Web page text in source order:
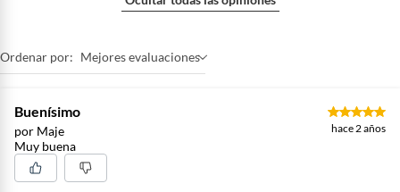
Ordenar por: Mejores evaluaciones
Buenísimo
por Maje hace 2 años
Muy buena